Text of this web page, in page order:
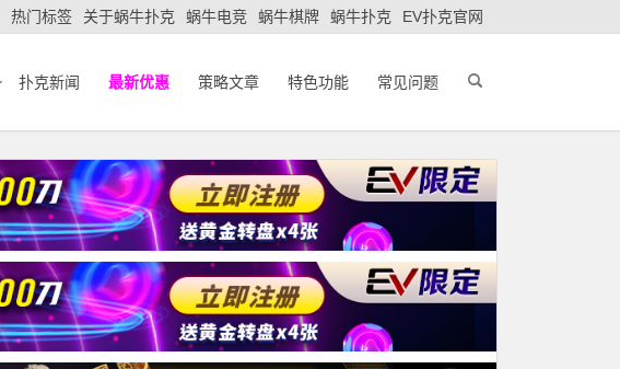
热门标签 关于蜗牛扑克 蜗牛电竞 蜗牛棋牌 蜗牛扑克 EV扑克官网
扑克新闻 最新优惠 策略文章 特色功能 常见问题